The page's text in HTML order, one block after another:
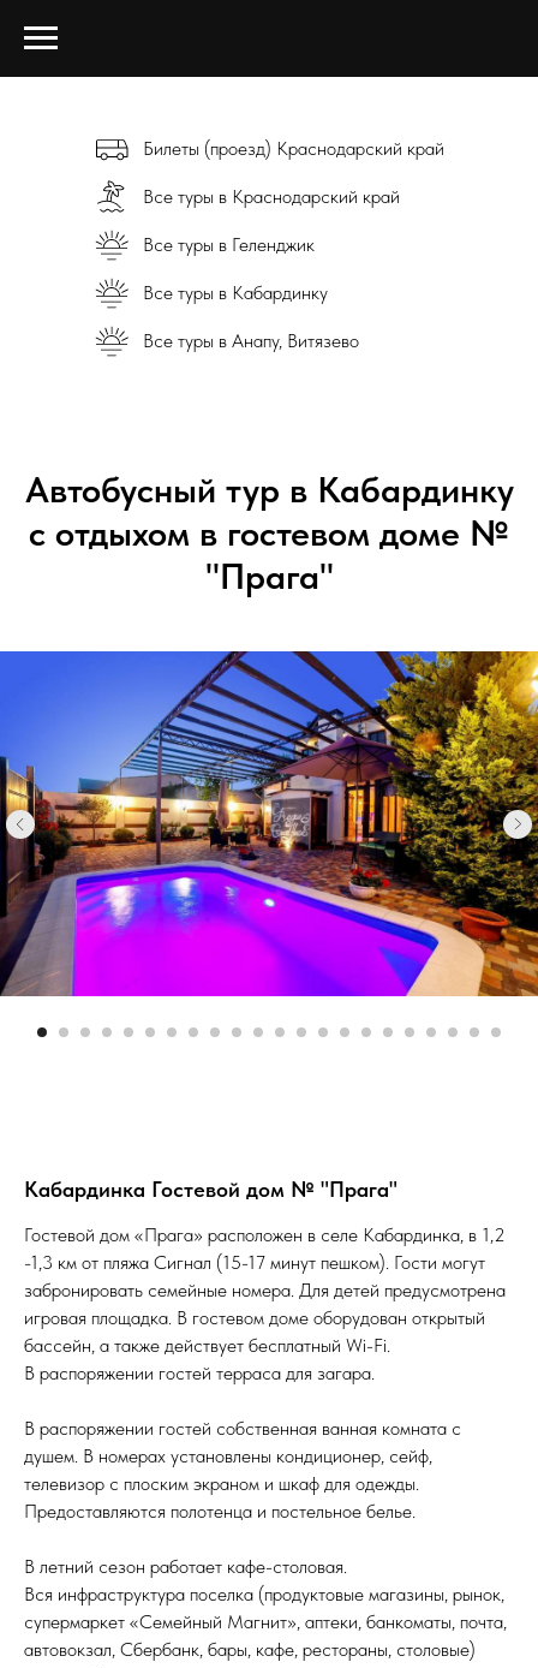
Билеты (проезд) Краснодарский край
Все туры в Краснодарский край
Все туры в Геленджик
Все туры в Кабардинку
Все туры в Анапу, Витязево
Автобусный тур в Кабардинку
с отдыхом в гостевом доме №
"Прага"
Кабардинка Гостевой дом № "Прага"
Гостевой дом «Прага» расположен в селе Кабардинка, в 1,2
-1,3 км от пляжа Сигнал (15-17 минут пешком). Гости могут
забронировать семейные номера. Для детей предусмотрена
игровая площадка. В гостевом доме оборудован открытый
бассейн, а также действует бесплатный Wi-Fi.
В распоряжении гостей терраса для загара.
В распоряжении гостей собственная ванная комната с
душем. В номерах установлены кондиционер, сейф,
телевизор с плоским экраном и шкаф для одежды.
Предоставляются полотенца и постельное белье.
В летний сезон работает кафе-столовая.
Вся инфраструктура поселка (продуктовые магазины, рынок,
супермаркет «Семейный Магнит», аптеки, банкоматы, почта,
автовокзал, Сбербанк, бары, кафе, рестораны, столовые)